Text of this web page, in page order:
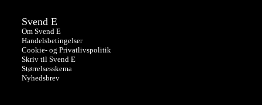
Svend E
Om Svend E
Handelsbetingelser
Cookie- og Privatlivspolitik
Skriv til Svend E
Størrelsesskema
Nyhedsbrev